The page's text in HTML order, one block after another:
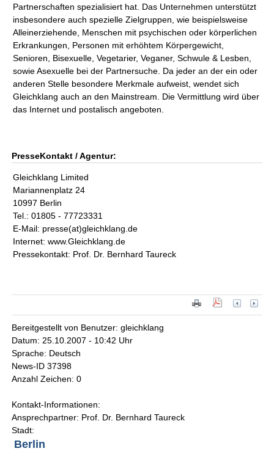
Partnerschaften spezialisiert hat. Das Unternehmen unterstützt
insbesondere auch spezielle Zielgruppen, wie beispielsweise
Alleinerziehende, Menschen mit psychischen oder körperlichen
Erkrankungen, Personen mit erhöhtem Körpergewicht,
Senioren, Bisexuelle, Vegetarier, Veganer, Schwule & Lesben,
sowie Asexuelle bei der Partnersuche. Da jeder an der ein oder
anderen Stelle besondere Merkmale aufweist, wendet sich
Gleichklang auch an den Mainstream. Die Vermittlung wird über
das Internet und postalisch angeboten.
PresseKontakt / Agentur:
Gleichklang Limited
Mariannenplatz 24
10997 Berlin
Tel.: 01805 - 77723331
E-Mail: presse(at)gleichklang.de
Internet: www.Gleichklang.de
Pressekontakt: Prof. Dr. Bernhard Taureck
Bereitgestellt von Benutzer: gleichklang
Datum: 25.10.2007 - 10:42 Uhr
Sprache: Deutsch
News-ID 37398
Anzahl Zeichen: 0
Kontakt-Informationen:
Ansprechpartner: Prof. Dr. Bernhard Taureck
Stadt:
Berlin